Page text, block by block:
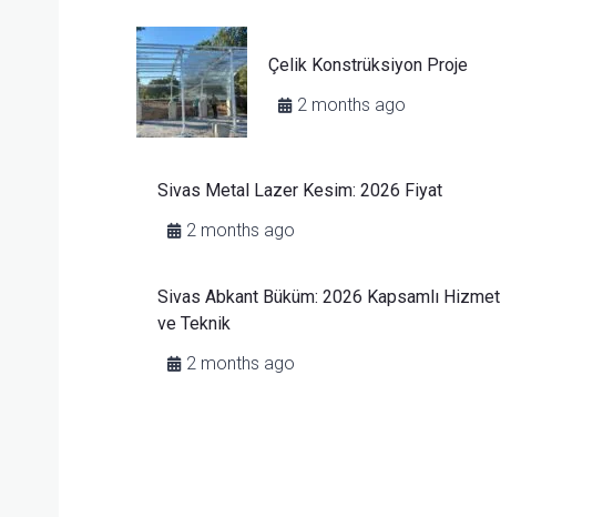
Çelik Konstrüksiyon Proje
2 months ago
Sivas Metal Lazer Kesim: 2026 Fiyat
2 months ago
Sivas Abkant Büküm: 2026 Kapsamlı Hizmet
ve Teknik
2 months ago